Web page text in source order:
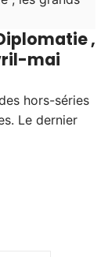
,
mai
hors-séries
Le dernier